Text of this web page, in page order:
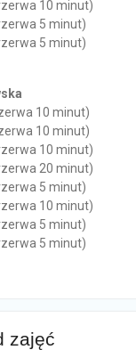
10 minut)
5 minut)
5 minut)
10 minut)
10 minut)
10 minut)
20 minut)
5 minut)
10 minut)
5 minut)
5 minut)
zajęć